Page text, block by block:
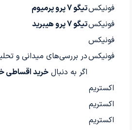
فونیکستیگو 7 پرو پرمیوم
فونیکستیگو 7 پرو هیبرید
فونیکس
فونیکسدر بررسی‌های میدانی و
اگر به دنبال خرید اقساطی
اکستریم
اکستریم
اکستریم